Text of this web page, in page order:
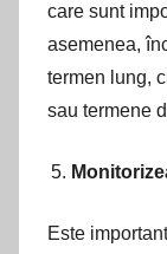
care sunt
asemenea,
termen lung,
sau termene
Este